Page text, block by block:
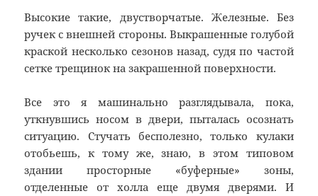
Высокие такие, двустворчатые. Железные. Без
ручек с внешней стороны. Выкрашенные голубой
краской несколько сезонов назад, судя по частой
сетке трещинок на закрашенной поверхности.
Все это я машинально разглядывала, пока,
уткнувшись носом в двери, пыталась осознать
ситуацию. Стучать бесполезно, только кулаки
отобьешь, к тому же, знаю, в этом типовом
здании просторные «буферные» зоны,
отделенные от холла еще двумя дверями. И